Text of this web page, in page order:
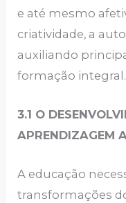
e até mesmo
criatividade, a
auxiliando
formação integral.
3.1 O
APRENDIZAGEM
A educação
transformações